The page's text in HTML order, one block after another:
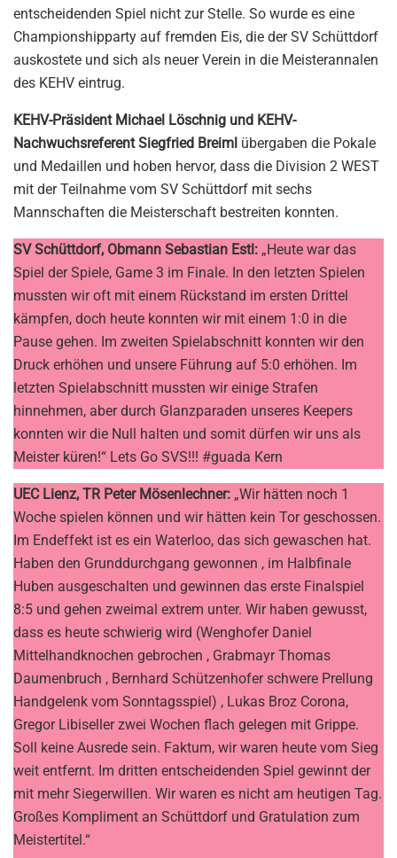
entscheidenden Spiel nicht zur Stelle. So wurde es eine
Championshipparty auf fremden Eis, die der SV Schüttdorf
auskostete und sich als neuer Verein in die Meisterannalen
des KEHV eintrug.
KEHV-Präsident Michael Löschnig und KEHV-
Nachwuchsreferent Siegfried Breiml übergaben die Pokale
und Medaillen und hoben hervor, dass die Division 2 WEST
mit der Teilnahme vom SV Schüttdorf mit sechs
Mannschaften die Meisterschaft bestreiten konnten.
SV Schüttdorf, Obmann Sebastian Estl: „Heute war das
Spiel der Spiele, Game 3 im Finale. In den letzten Spielen
mussten wir oft mit einem Rückstand im ersten Drittel
kämpfen, doch heute konnten wir mit einem 1:0 in die
Pause gehen. Im zweiten Spielabschnitt konnten wir den
Druck erhöhen und unsere Führung auf 5:0 erhöhen. Im
letzten Spielabschnitt mussten wir einige Strafen
hinnehmen, aber durch Glanzparaden unseres Keepers
konnten wir die Null halten und somit dürfen wir uns als
Meister küren!“ Lets Go SVS!!! #guada Kern
UEC Lienz, TR Peter Mösenlechner: „Wir hätten noch 1
Woche spielen können und wir hätten kein Tor geschossen.
Im Endeffekt ist es ein Waterloo, das sich gewaschen hat.
Haben den Grunddurchgang gewonnen , im Halbfinale
Huben ausgeschalten und gewinnen das erste Finalspiel
8:5 und gehen zweimal extrem unter. Wir haben gewusst,
dass es heute schwierig wird (Wenghofer Daniel
Mittelhandknochen gebrochen , Grabmayr Thomas
Daumenbruch , Bernhard Schützenhofer schwere Prellung
Handgelenk vom Sonntagsspiel) , Lukas Broz Corona,
Gregor Libiseller zwei Wochen flach gelegen mit Grippe.
Soll keine Ausrede sein. Faktum, wir waren heute vom Sieg
weit entfernt. Im dritten entscheidenden Spiel gewinnt der
mit mehr Siegerwillen. Wir waren es nicht am heutigen Tag.
Großes Kompliment an Schüttdorf und Gratulation zum
Meistertitel.“